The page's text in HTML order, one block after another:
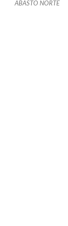
ABASTO NORTE